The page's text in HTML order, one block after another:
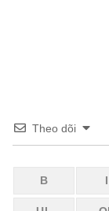
Theo dõi